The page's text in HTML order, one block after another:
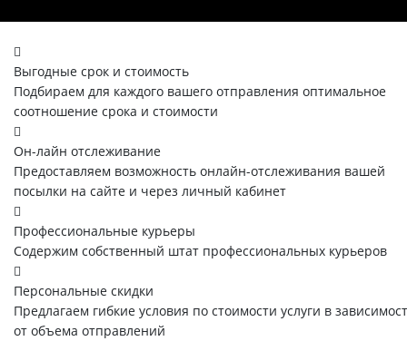
Выгодные срок и стоимость
Подбираем для каждого вашего отправления оптимальное
соотношение срока и стоимости
Он-лайн отслеживание
Предоставляем возможность онлайн-отслеживания вашей
посылки на сайте и через личный кабинет
Профессиональные курьеры
Содержим собственный штат профессиональных курьеров
Персональные скидки
Предлагаем гибкие условия по стоимости услуги в
от объема отправлений